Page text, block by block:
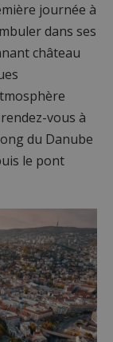
journée à
dans ses
château
vous à
du Danube
le pont